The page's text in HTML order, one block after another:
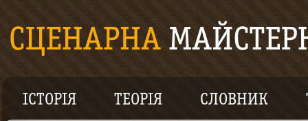
ІСТОРІЯ ТЕОРІЯ СЛОВНИК